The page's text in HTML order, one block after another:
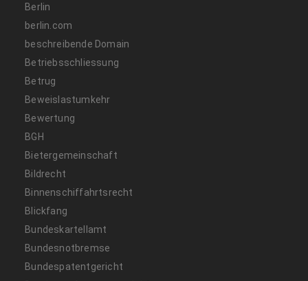
Berlin
berlin.com
beschreibende Domain
Betriebsschliessung
Betrug
Beweislastumkehr
Bewertung
BGH
Bietergemeinschaft
Bildrecht
Binnenschiffahrtsrecht
Blickfang
Bundeskartellamt
Bundesnotbremse
Bundespatentgericht